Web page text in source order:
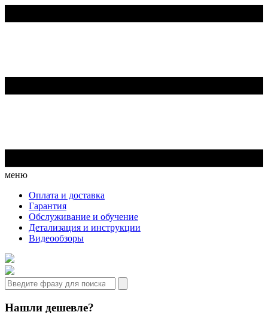
меню
Оплата и доставка
Гарантия
Обслуживание и обучение
Детализация и инструкции
Видеообзоры
Нашли дешевле?